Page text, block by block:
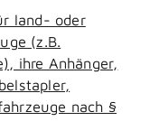
land- oder
(z.B.
ihre Anhänger,
nach §